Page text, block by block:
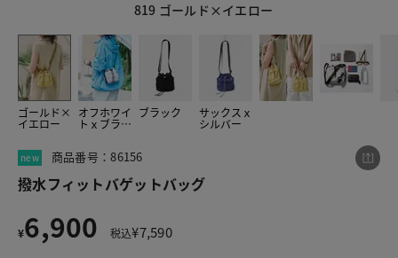
819 ゴールド×イエロー
ゴールド×
イエロー
オフホワイ
トｘブラッ
ブラック サックスｘ
シルバー
new 商品番号：86156
撥水フィットバゲットバッグ
¥6,900 税込¥7,590
この商品をシェアする
撥水フィットバゲットバッグ